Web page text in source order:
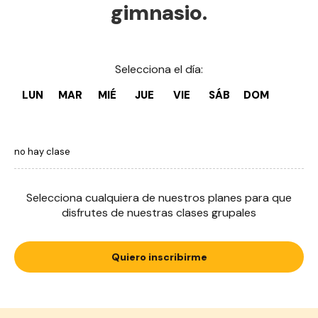
gimnasio.
Selecciona el día:
LUN MAR MIÉ JUE VIE SÁB DOM
no hay clase
Selecciona cualquiera de nuestros planes para que
disfrutes de nuestras clases grupales
Quiero inscribirme